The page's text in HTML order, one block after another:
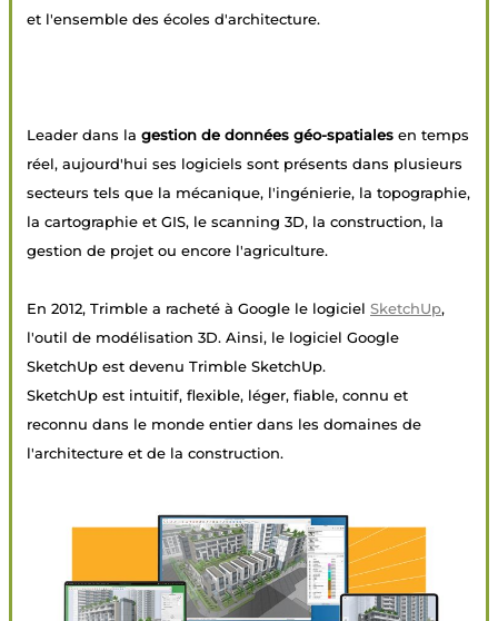
et l'ensemble des écoles d'architecture.
Leader dans la gestion de données géo-spatiales en temps
réel, aujourd'hui ses logiciels sont présents dans plusieurs
secteurs tels que la mécanique, l'ingénierie, la topographie,
la cartographie et GIS, le scanning 3D, la construction, la
gestion de projet ou encore l'agriculture.
En 2012, Trimble a racheté à Google le logiciel SketchUp,
l'outil de modélisation 3D. Ainsi, le logiciel Google
SketchUp est devenu Trimble SketchUp.
SketchUp est intuitif, flexible, léger, fiable, connu et
reconnu dans le monde entier dans les domaines de
l'architecture et de la construction.